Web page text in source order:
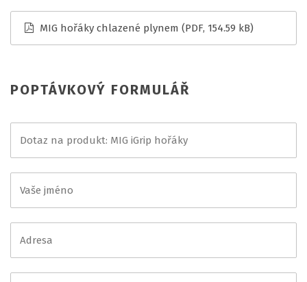
MIG hořáky chlazené plynem (PDF, 154.59 kB)
POPTÁVKOVÝ FORMULÁŘ